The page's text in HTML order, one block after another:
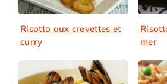
Risotto aux crevettes et
curry
mer